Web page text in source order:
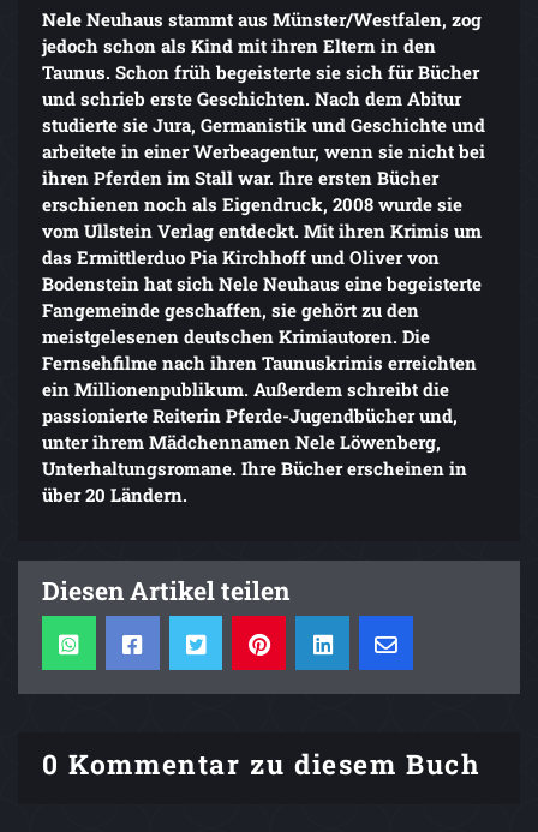
Nele Neuhaus stammt aus Münster/Westfalen, zog
jedoch schon als Kind mit ihren Eltern in den
Taunus. Schon früh begeisterte sie sich für Bücher
und schrieb erste Geschichten. Nach dem Abitur
studierte sie Jura, Germanistik und Geschichte und
arbeitete in einer Werbeagentur, wenn sie nicht bei
ihren Pferden im Stall war. Ihre ersten Bücher
erschienen noch als Eigendruck, 2008 wurde sie
vom Ullstein Verlag entdeckt. Mit ihren Krimis um
das Ermittlerduo Pia Kirchhoff und Oliver von
Bodenstein hat sich Nele Neuhaus eine begeisterte
Fangemeinde geschaffen, sie gehört zu den
meistgelesenen deutschen Krimiautoren. Die
Fernsehfilme nach ihren Taunuskrimis erreichten
ein Millionenpublikum. Außerdem schreibt die
passionierte Reiterin Pferde-Jugendbücher und,
unter ihrem Mädchennamen Nele Löwenberg,
Unterhaltungsromane. Ihre Bücher erscheinen in
über 20 Ländern.
Diesen Artikel teilen
0 Kommentar zu diesem Buch